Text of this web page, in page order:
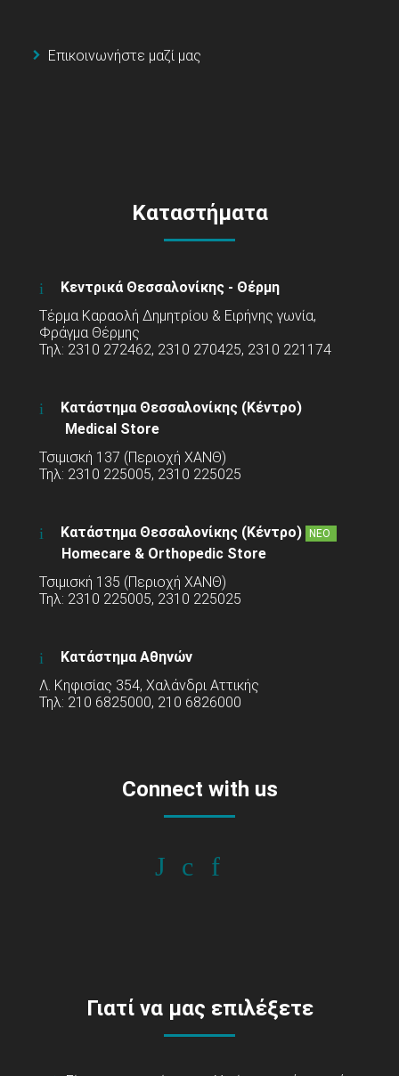
Επικοινωνήστε μαζί μας
Καταστήματα
Κεντρικά Θεσσαλονίκης - Θέρμη
Τέρμα Καραολή Δημητρίου & Ειρήνης γωνία,
Φράγμα Θέρμης
Τηλ: 2310 272462, 2310 270425, 2310 221174
Κατάστημα Θεσσαλονίκης (Κέντρο)
Medical Store
Τσιμισκή 137 (Περιοχή ΧΑΝΘ)
Τηλ: 2310 225005, 2310 225025
Κατάστημα Θεσσαλονίκης (Κέντρο) ΝΕΟ
Homecare & Orthopedic Store
Τσιμισκή 135 (Περιοχή ΧΑΝΘ)
Τηλ: 2310 225005, 2310 225025
Κατάστημα Αθηνών
Λ. Κηφισίας 354, Χαλάνδρι Αττικής
Τηλ: 210 6825000, 210 6826000
Connect with us
Γιατί να μας επιλέξετε